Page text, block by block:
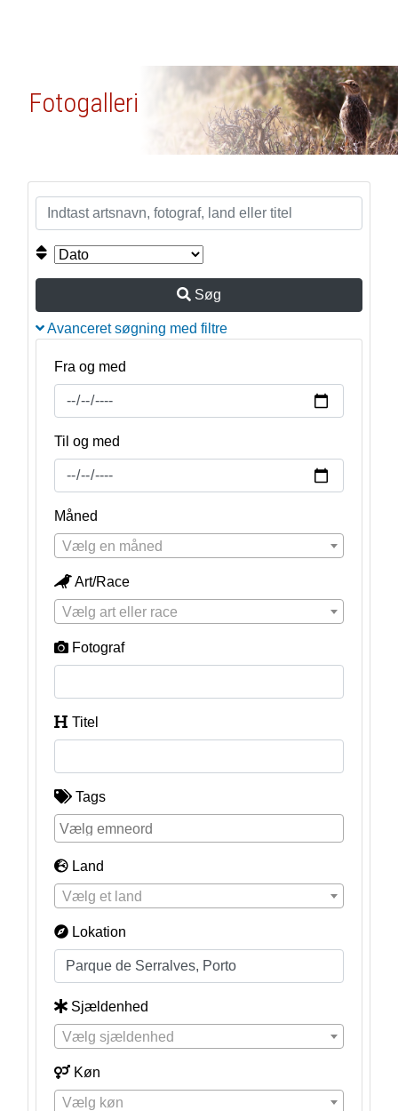
Fotogalleri
Søg
Avanceret søgning med filtre
Fra og med
Til og med
Måned
Vælg en måned
Art/Race
Vælg art eller race
Fotograf
Titel
Tags
Land
Vælg et land
Lokation
Sjældenhed
Vælg sjældenhed
Køn
Vælg køn